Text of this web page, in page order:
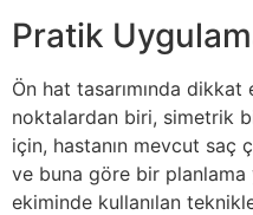
Pratik
Ön hat tasarımında
noktalardan biri, simetrik
için, hastanın mevcut saç
ve buna göre bir planlama
ekiminde kullanılan